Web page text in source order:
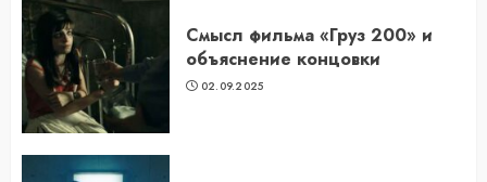
Смысл фильма «Груз 200» и
объяснение концовки
02.09.2025